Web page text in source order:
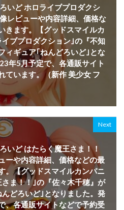
いど ホロライブプロダクシ
レビューや内容詳細、価格な
きます。【グッドスマイルカ
ブプロダクション｣の『不知
ィギュア｢ねんどろいど｣とな
年5月予定で、各通販サイト
ています。（新作 美少女 フ
Next
いど はたらく魔王さま！！
ーや内容詳細、価格などの最
。【グッドスマイルカンパニ
ま！！｣の『佐々木千穂』が
どろいど｣となりました。発
、各通販サイトなどで予約受